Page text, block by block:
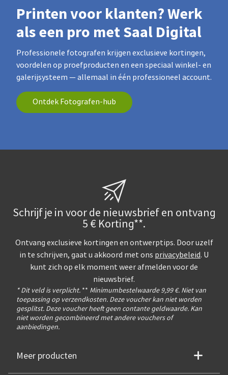
Printen voor klanten? Werk
als een pro met Saal Digital
Professionele fotografen krijgen exclusieve kortingen,
voordelen op proefproducten en een speciaal winkel- en
galerijsysteem — allemaal in één professioneel account.
Ontdek Fotografen-hub
Schrijf je in voor de nieuwsbrief en ontvang
5 € Korting**.
Ontvang exclusieve kortingen en ontwerptips. Door uzelf
in te schrijven, gaat u akkoord met ons privacybeleid. U
kunt zich op elk moment weer afmelden voor de
nieuwsbrief.
* Dit veld is verplicht. ** Minimumbestelwaarde 9,99 €. Niet van
toepassing op verzendkosten. Deze voucher kan niet worden
gesplitst. Deze voucher heeft geen contante geldwaarde. Kan
niet worden gecombineerd met andere vouchers of
aanbiedingen.
Meer producten